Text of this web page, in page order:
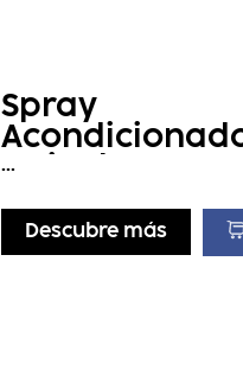
Spray
Hair Therapy
...
Descubre más